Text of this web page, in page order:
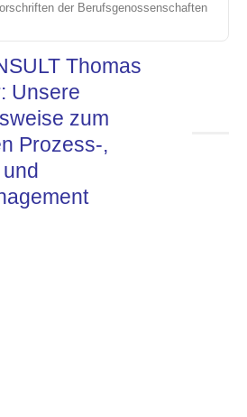
der Berufsgenossenschaften
Thomas
Unsere
zum
Prozess-,